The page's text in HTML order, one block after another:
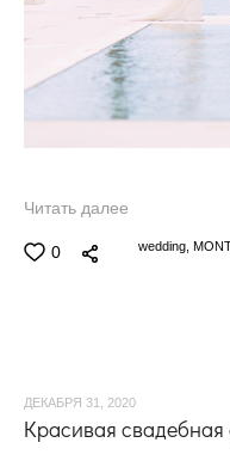
Читать далее
0 wedding,
ДЕКАБРЯ 31, 2020
Красивая свадебная